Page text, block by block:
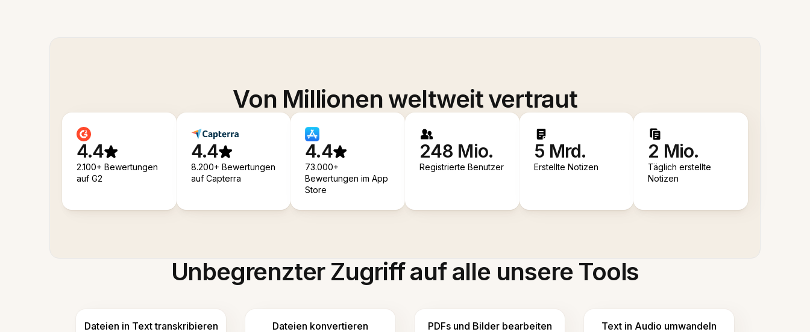
Von Millionen weltweit vertraut
4.4
2.100+ Bewertungen
auf G2
4.4
8.200+ Bewertungen
auf Capterra
4.4
73.000+
Bewertungen im App
Store
248 Mio.
Registrierte Benutzer
5 Mrd.
Erstellte Notizen
2 Mio.
Täglich erstellte
Notizen
Unbegrenzter Zugriff auf alle unsere Tools
Dateien in Text transkribieren Dateien konvertieren PDFs und Bilder bearbeiten Text in Audio umwandeln